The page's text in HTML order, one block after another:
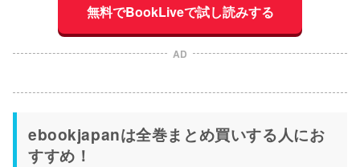
無料でBookLiveで試し読みする
AD
ebookjapanは全巻まとめ買いする人にお
すすめ！